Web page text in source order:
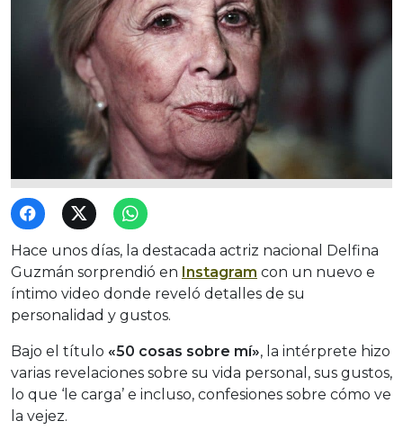
Hace unos días, la destacada actriz nacional Delfina
Guzmán sorprendió en Instagram con un nuevo e
íntimo video donde reveló detalles de su
personalidad y gustos.
Bajo el título «50 cosas sobre mí», la intérprete hizo
varias revelaciones sobre su vida personal, sus gustos,
lo que ‘le carga’ e incluso, confesiones sobre cómo ve
la vejez.